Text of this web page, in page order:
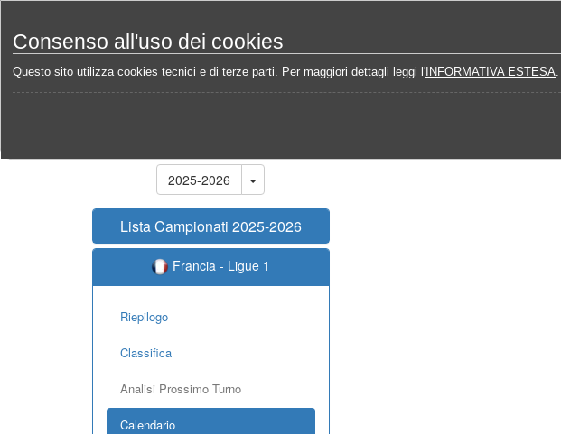
Consenso all'uso dei cookies
Questo sito utilizza cookies tecnici e di terze parti. Per maggiori dettagli leggi l' INFORMATIVA ESTESA
Home Campionati Francia - Ligue 1 2025-2026 Calendario
2025-2026
Lista Campionati 2025-2026
Francia - Ligue 1
Riepilogo
Classifica
Analisi Prossimo Turno
Calendario